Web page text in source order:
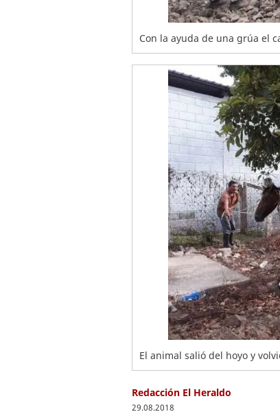
Con la ayuda de una grúa el
El animal salió del hoyo y
Redacción El Heraldo
29.08.2018